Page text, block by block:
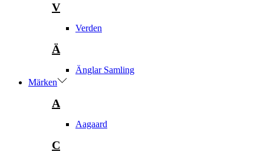
V
Verden
Ä
Änglar Samling
Märken
A
Aagaard
C